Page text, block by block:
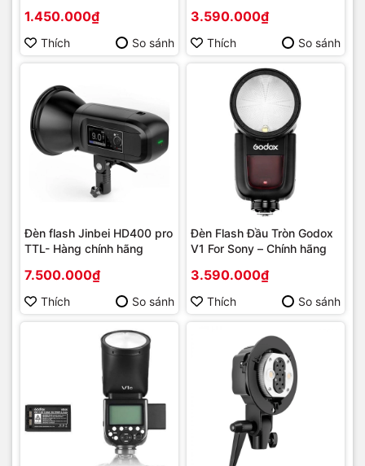
1.450.000₫
Thích So sánh
3.590.000₫
Thích So sánh
Đèn flash Jinbei HD400 pro
TTL- Hàng chính hãng
7.500.000₫
Thích So sánh
Đèn Flash Đầu Tròn Godox
V1 For Sony – Chính hãng
3.590.000₫
Thích So sánh